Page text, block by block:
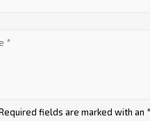
fields are marked with an